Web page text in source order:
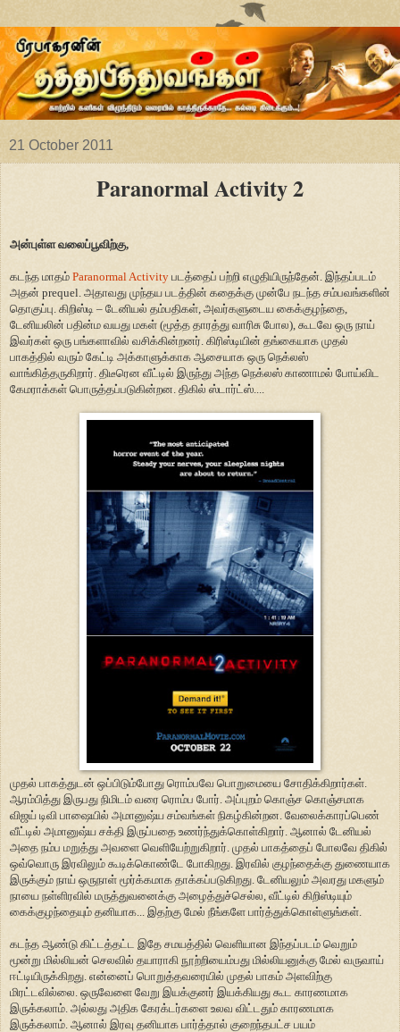
21 October 2011
Paranormal Activity 2
அன்புள்ள வலைப்பூவிற்கு,
கடந்த மாதம் Paranormal Activity படத்தைப் பற்றி எழுதியிருந்தேன். இந்தப்படம்
அதன் prequel. அதாவது முந்தய படத்தின் கதைக்கு முன்பே நடந்த சம்பவங்களின்
தொகுப்பு. கிறிஸ்டி – டேனியல் தம்பதிகள், அவர்களுடைய கைக்குழந்தை,
டேனியலின் பதின்ம வயது மகள் (மூத்த தாரத்து வாரிசு போல), கூடவே ஒரு நாய்
இவர்கள் ஒரு பங்களாவில் வசிக்கின்றனர். கிரிஸ்டியின் தங்கையாக முதல்
பாகத்தில் வரும் கேட்டி அக்காளுக்காக ஆசையாக ஒரு நெக்லஸ்
வாங்கித்தருகிறார். திடீரென வீட்டில் இருந்து அந்த நெக்லஸ் காணாமல் போய்விட
கேமராக்கள் பொருத்தப்படுகின்றன. திகில் ஸ்டார்ட்ஸ்....
முதல் பாகத்துடன் ஒப்பிடும்போது ரொம்பவே பொறுமையை சோதிக்கிறார்கள்.
ஆரம்பித்து இருபது நிமிடம் வரை ரொம்ப போர். அப்புறம் கொஞ்ச கொஞ்சமாக
விஜய் டிவி பாஷையில் அமானுஷ்ய சம்வங்கள் நிகழ்கின்றன. வேலைக்காரப்பெண்
வீட்டில் அமானுஷ்ய சக்தி இருப்பதை உணர்ந்துக்கொள்கிறார். ஆனால் டேனியல்
அதை நம்ப மறுத்து அவளை வெளியேற்றுகிறார். முதல் பாகத்தைப் போலவே திகில்
ஒவ்வொரு இரவிலும் கூடிக்கொண்டே போகிறது. இரவில் குழந்தைக்கு துணையாக
இருக்கும் நாய் ஒருநாள் மூர்க்கமாக தாக்கப்படுகிறது. டேனியலும் அவரது மகளும்
நாயை நள்ளிரவில் மருத்துவனைக்கு அழைத்துச்செல்ல, வீட்டில் கிறிஸ்டியும்
கைக்குழந்தையும் தனியாக... இதற்கு மேல் நீங்களே பார்த்துக்கொள்ளுங்கள்.
கடந்த ஆண்டு கிட்டத்தட்ட இதே சமயத்தில் வெளியான இந்தப்படம் வெறும்
மூன்று மில்லியன் செலவில் தயாராகி நூற்றியைம்பது மில்லியனுக்கு மேல் வருவாய்
ஈட்டியிருக்கிறது. என்னைப் பொறுத்தவரையில் முதல் பாகம் அளவிற்கு
மிரட்டவில்லை. ஒருவேளை வேறு இயக்குனர் இயக்கியது கூட காரணமாக
இருக்கலாம். அல்லது அதிக கேரக்டர்களை உலவ விட்டதும் காரணமாக
இருக்கலாம். ஆனால் இரவு தனியாக பார்த்தால் குறைந்தபட்ச பயம்